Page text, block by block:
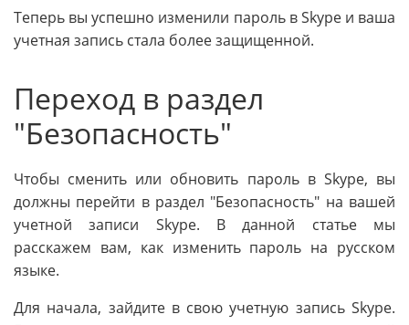
Теперь вы успешно изменили пароль в Skype и ваша
учетная запись стала более защищенной.
Переход в раздел
"Безопасность"
Чтобы сменить или обновить пароль в Skype, вы
должны перейти в раздел "Безопасность" на вашей
учетной записи Skype. В данной статье мы
расскажем вам, как изменить пароль на русском
языке.
Для начала, зайдите в свою учетную запись Skype.